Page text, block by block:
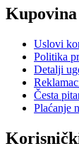
Kupovina
Uslovi
Politika
Detalji
Česta
Plaćanje